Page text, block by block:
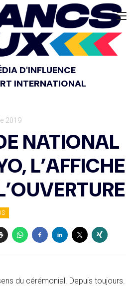
D'INFLUENCE
INTERNATIONAL
2019
NATIONAL
L’AFFICHE
du cérémonial. Depuis toujours.